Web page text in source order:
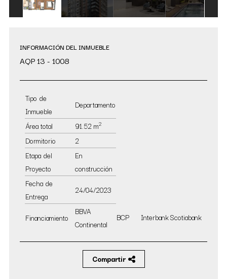
INFORMACIÓN DEL INMUEBLE
AQP 13 - 1008
Tipo de
Inmueble
Departamento
Área total
91.52 m2
Dormitorio
2
Etapa del
Proyecto
En
construcción
Fecha de
Entrega
24/04/2023
Financiamiento
BBVA
Continental
BCP InterbankScotiabank
Compartir